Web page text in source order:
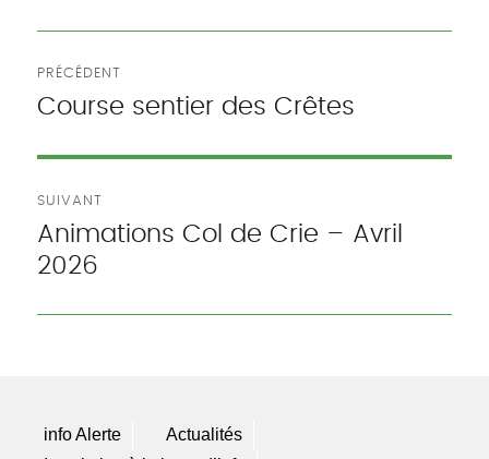
de
PRÉCÉDENT
Publication
Course sentier des Crêtes
SUIVANT
Publication
suivante :
Animations Col de Crie – Avril
2026
info Alerte
Actualités